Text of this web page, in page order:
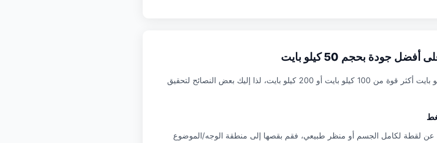
جودة بحجم 50 كيلو بايت
يعد الضغط إلى 50 كيلو بايت أكثر قوة من 100 كيلو بايت أو 200 كيلو بايت، لذا إليك بعض النصائح لتحقيق
عن لقطة لكامل الجسم أو منظر طبيعي، فقم بقصها إلى منطقة الوجه/الموضوع